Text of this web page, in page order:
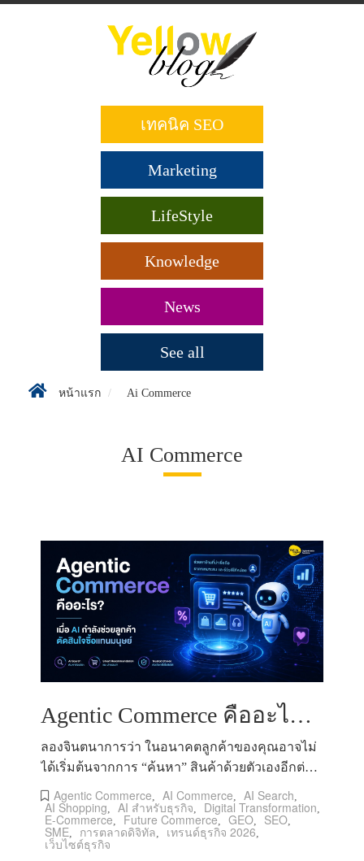
เทคนิค SEO
Marketing
LifeStyle
Knowledge
News
See all
หน้าแรก Ai Commerce
AI Commerce
Agentic Commerce คืออะไร? เมื่อ AI กำลังช่วยลูกค้าตัดสินใจซื้อแทนมนุษย์
ลองจินตนาการว่า ในอนาคตลูกค้าของคุณอาจไม่
ได้เริ่มต้นจากการ “ค้นหา” สินค้าด้วยตัวเองอีกต่อ
ไป แต่เพียงพิมพ์คำสั่งสั้น ๆ
Agentic Commerce AI Commerce AI Search
AI Shopping AI สำหรับธุรกิจ Digital Transformation
E-Commerce Future Commerce GEO SEO
SME การตลาดดิจิทัล เทรนด์ธุรกิจ 2026
เว็บไซต์ธุรกิจ